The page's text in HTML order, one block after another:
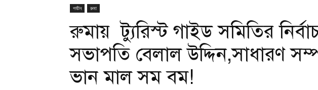
পর্যটন রুমা
রুমায় ট্যুরিস্ট গাইড সমিতির
সভাপতি বেলাল উদ্দিন,সাধারণ
ভান মাল সম বম!